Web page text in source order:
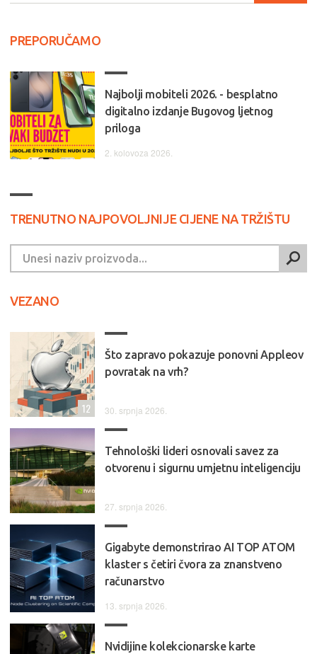
PREPORUČAMO
Najbolji mobiteli 2026. - besplatno
digitalno izdanje Bugovog ljetnog
priloga
2. kolovoza 2026.
TRENUTNO NAJPOVOLJNIJE CIJENE NA TRŽIŠTU
VEZANO
Što zapravo pokazuje ponovni Appleov
povratak na vrh?
30. srpnja 2026.
12
Tehnološki lideri osnovali savez za
otvorenu i sigurnu umjetnu inteligenciju
27. srpnja 2026.
Gigabyte demonstrirao AI TOP ATOM
klaster s četiri čvora za znanstveno
računarstvo
13. srpnja 2026.
Nvidijine kolekcionarske karte